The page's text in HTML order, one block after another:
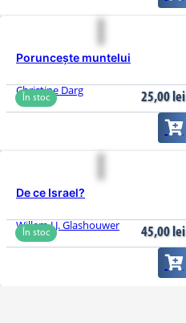
Poruncește muntelui
Christine Darg
În stoc 25,00lei
De ce Israel?
Willem J.J. Glashouwer
În stoc 45,00lei